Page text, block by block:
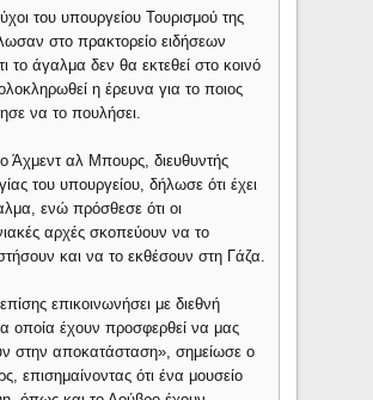
του υπουργείου Τουρισμού της
στο πρακτορείο ειδήσεων
το άγαλμα δεν θα εκτεθεί στο κοινό
η έρευνα για το ποιος
να το πουλήσει.
Άχμεντ αλ Μπουρς, διευθυντής
του υπουργείου, δήλωσε ότι έχει
ενώ πρόσθεσε ότι οι
αρχές σκοπεύουν να το
και να το εκθέσουν στη Γάζα.
επικοινωνήσει με διεθνή
οποία έχουν προσφερθεί να μας
στην αποκατάσταση», σημείωσε ο
επισημαίνοντας ότι ένα μουσείο